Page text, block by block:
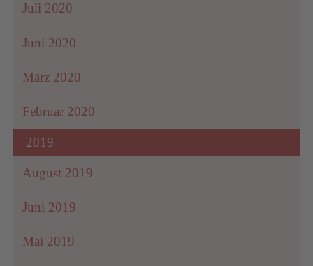
Juli 2020
Juni 2020
März 2020
Februar 2020
2019
August 2019
Juni 2019
Mai 2019